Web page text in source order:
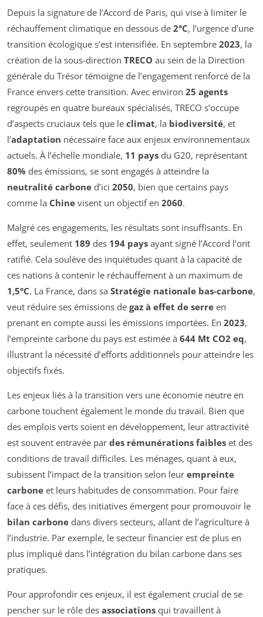
Depuis la signature de l’Accord de Paris, qui vise à limiter le
réchauffement climatique en dessous de 2°C, l’urgence d’une
transition écologique s’est intensifiée. En septembre 2023, la
création de la sous-direction TRECO au sein de la Direction
générale du Trésor témoigne de l’engagement renforcé de la
France envers cette transition. Avec environ 25 agents
regroupés en quatre bureaux spécialisés, TRECO s’occupe
d’aspects cruciaux tels que le climat, la biodiversité, et
l’adaptation nécessaire face aux enjeux environnementaux
actuels. À l’échelle mondiale, 11 pays du G20, représentant
80% des émissions, se sont engagés à atteindre la
neutralité carbone d’ici 2050, bien que certains pays
comme la Chine visent un objectif en 2060.
Malgré ces engagements, les résultats sont insuffisants. En
effet, seulement 189 des 194 pays ayant signé l’Accord l’ont
ratifié. Cela soulève des inquiétudes quant à la capacité de
ces nations à contenir le réchauffement à un maximum de
1,5°C. La France, dans sa Stratégie nationale bas-carbone,
veut réduire ses émissions de gaz à effet de serre en
prenant en compte aussi les émissions importées. En 2023,
l’empreinte carbone du pays est estimée à 644 Mt CO2 eq,
illustrant la nécessité d’efforts additionnels pour atteindre les
objectifs fixés.
Les enjeux liés à la transition vers une économie neutre en
carbone touchent également le monde du travail. Bien que
des emplois verts soient en développement, leur attractivité
est souvent entravée par des rémunérations faibles et des
conditions de travail difficiles. Les ménages, quant à eux,
subissent l’impact de la transition selon leur empreinte
carbone et leurs habitudes de consommation. Pour faire
face à ces défis, des initiatives émergent pour promouvoir le
bilan carbone dans divers secteurs, allant de l’agriculture à
l’industrie. Par exemple, le secteur financier est de plus en
plus impliqué dans l’intégration du bilan carbone dans ses
pratiques.
Pour approfondir ces enjeux, il est également crucial de se
pencher sur le rôle des associations qui travaillent à